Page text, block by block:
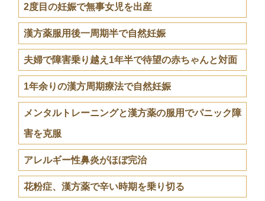
2度目の妊娠で無事女児を出産
漢方薬服用後一周期半で自然妊娠
夫婦で障害乗り越え1年半で待望の赤ちゃんと対面
1年余りの漢方周期療法で自然妊娠
メンタルトレーニングと漢方薬の服用でパニック障
害を克服
アレルギー性鼻炎がほぼ完治
花粉症、漢方薬で辛い時期を乗り切る